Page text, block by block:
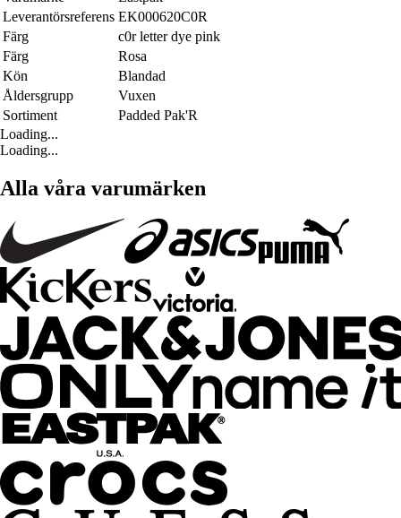
Leverantörsreferens EK000620C0R
Färg
c0r letter dye pink
Färg
Rosa
Kön
Blandad
Åldersgrupp
Vuxen
Sortiment
Padded Pak'R
Loading...
Loading...
Alla våra varumärken